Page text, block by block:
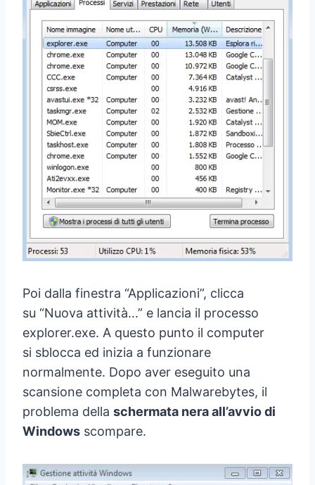
Poi dalla finestra “Applicazioni”, clicca
su “Nuova attività…” e lancia il processo
explorer.exe. A questo punto il computer
si sblocca ed inizia a funzionare
normalmente. Dopo aver eseguito una
scansione completa con Malwarebytes, il
problema della schermata nera all’avvio di
Windows scompare.